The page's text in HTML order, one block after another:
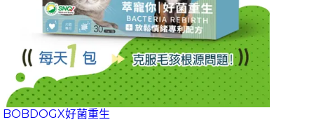
BOBDOGX好菌重生